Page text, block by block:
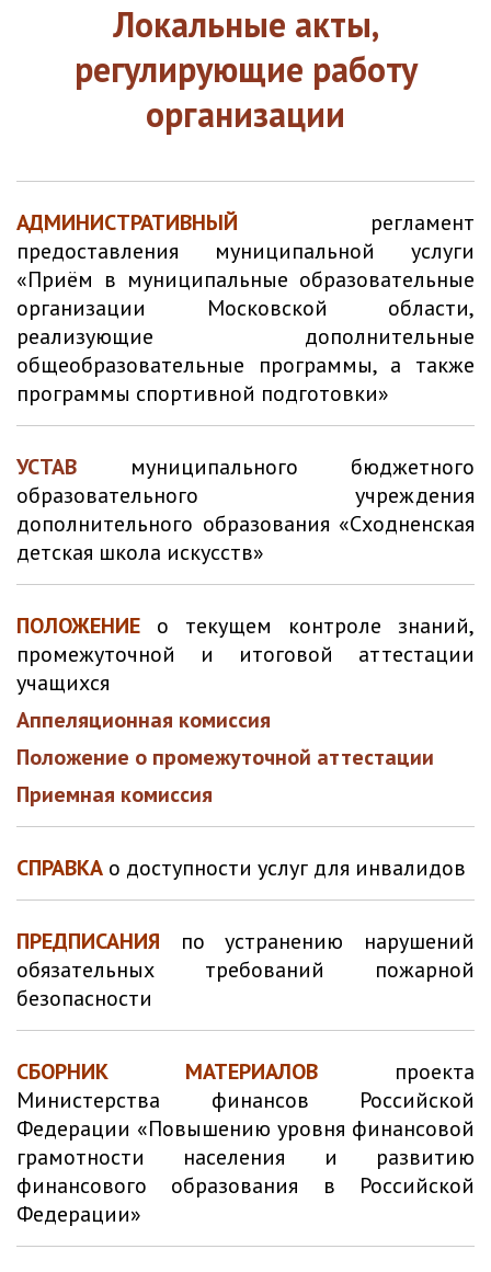
Локальные акты,
регулирующие работу
организации
АДМИНИСТРАТИВНЫЙ
регламент
предоставления муниципальной услуги
«Приём в муниципальные образовательные
организации Московской области,
реализующие дополнительные
общеобразовательные программы, а также
программы спортивной подготовки»
УСТАВ
муниципального бюджетного
образовательного учреждения
дополнительного образования «Сходненская
детская школа искусств»
ПОЛОЖЕНИЕ о текущем контроле знаний,
промежуточной и итоговой аттестации
учащихся
Аппеляционная комиссия
Положение о промежуточной аттестации
Приемная комиссия
СПРАВКА о доступности услуг для инвалидов
ПРЕДПИСАНИЯ
по устранению нарушений
обязательных требований пожарной
безопасности
СБОРНИК МАТЕРИАЛОВ проекта
Министерства финансов Российской
Федерации «Повышению уровня финансовой
грамотности населения и развитию
финансового образования в Российской
Федерации»